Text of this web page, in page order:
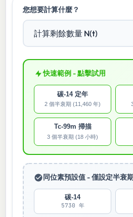
您想要計算什麼？
快速範例 - 點擊試用
碳-14 定年
2 個半衰期 (11,460 年)
Tc-99m 掃描
3 個半衰期 (18 小時)
同位素預設值 - 僅設定半衰
碳-14
5730 年